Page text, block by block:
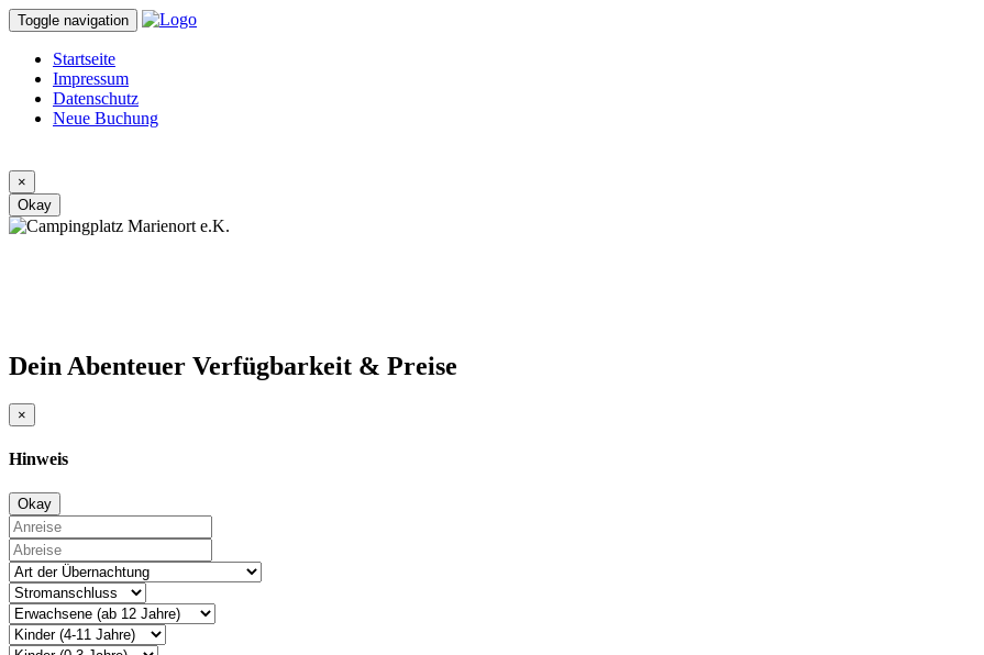
Toggle navigation
Startseite
Impressum
Datenschutz
Neue Buchung
×
Okay
Dein Abenteuer Verfügbarkeit & Preise
×
Hinweis
Okay